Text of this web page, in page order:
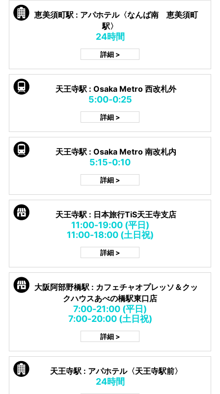
恵美須町駅 : アパホテル〈なんば南 恵美須町
駅〉
24時間
詳細 >
天王寺駅 : Osaka Metro 西改札外
5:00-0:25
詳細 >
天王寺駅 : Osaka Metro 南改札内
5:15-0:10
詳細 >
天王寺駅 : 日本旅行TiS天王寺支店
11:00-19:00 (平日)
11:00-18:00 (土日祝)
詳細 >
大阪阿部野橋駅 : カフェチャオプレッソ＆クッ
クハウスあべの橋駅東口店
7:00-21:00 (平日)
7:00-20:00 (土日祝)
詳細 >
天王寺駅 : アパホテル〈天王寺駅前〉
24時間